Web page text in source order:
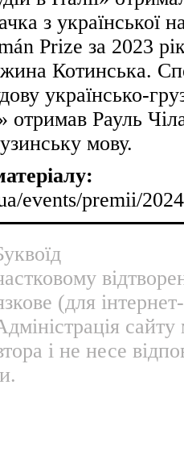
з української
Prize за 2023
Котинська.
українсько-
отримав Рауль
мову.
events/premii/
(для
і не несе